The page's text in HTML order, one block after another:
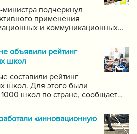
подчеркнул
применения
и коммуникационных
в интернете видео-уроков
по каждому предмету.
объявили рейтинг
школ
составили рейтинг
школ. Для этого были
школ по стране, сообщает
при Кабинете Министров
«инновационную